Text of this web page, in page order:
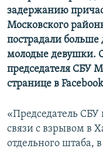
задержанию
Московского
пострадали больше
молодые девушки.
председателя СБУ
странице в
«Председатель
связи с взрывом в
отдельного штаба,